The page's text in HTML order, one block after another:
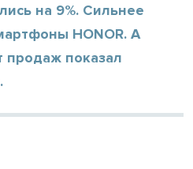
на 9%. Сильнее
HONOR. А
продаж показал